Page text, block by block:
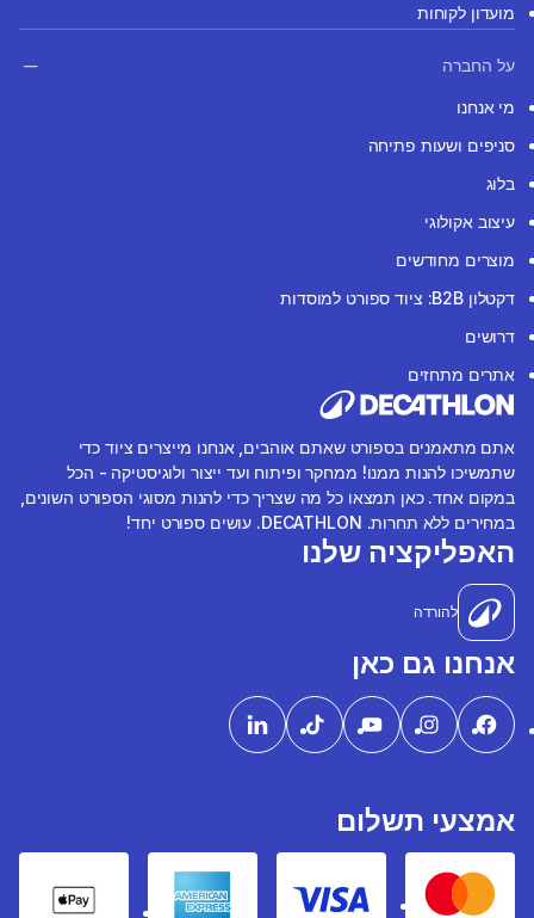
מועדון לקוחות
על החברה
מי אנחנו
סניפים ושעות פתיחה
בלוג
עיצוב אקולוגי
מוצרים מחודשים
דקטלון B2B: ציוד ספורט למוסדות
דרושים
אתרים מתחזים
אתם מתאמנים בספורט שאתם אוהבים, אנחנו מייצרים ציוד כדי
שתמשיכו להנות ממנו! ממחקר ופיתוח ועד ייצור ולוגיסטיקה - הכל
במקום אחד. כאן תמצאו כל מה שצריך כדי להנות מסוגי הספורט השונים,
במחירים ללא תחרות. DECATHLON. עושים ספורט יחד!
האפליקציה שלנו
להורדה
אנחנו גם כאן
אמצעי תשלום
Mastercard
Visa
American express
Pay